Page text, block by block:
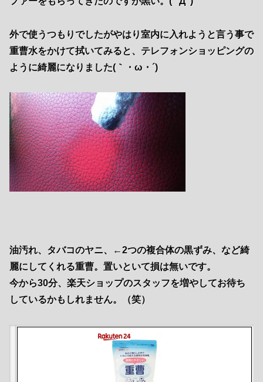
外で使うつもりでしたがやはり室内に入れようと言う事で
重曹水をかけて拭いてみると、テレフォンショッピングの
ように綺麗になりました(｀・ω・´)ゞ
油汚れ、タバコのヤニ、←2つの複合体の黒ずみ、など綺
麗にしてくれる重曹。置いといて損は無いです。
今から30分、楽天ショップのスタッフを増やしてお待ち
しているかもしれません。（笑）